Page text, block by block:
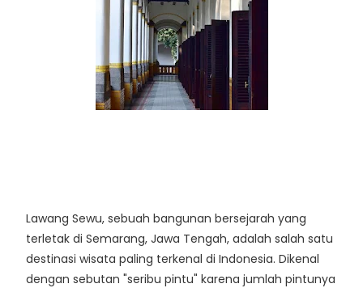
Lawang Sewu, sebuah bangunan bersejarah yang
terletak di Semarang, Jawa Tengah, adalah salah satu
destinasi wisata paling terkenal di Indonesia. Dikenal
dengan sebutan "seribu pintu" karena jumlah pintunya